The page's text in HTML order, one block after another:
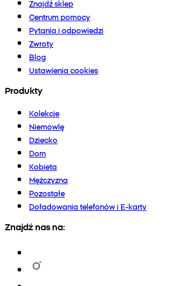
Znajdź sklep
Centrum pomocy
Pytania i odpowiedzi
Zwroty
Blog
Ustawienia cookies
Produkty
Kolekcje
Niemowlę
Dziecko
Dom
Kobieta
Mężczyzna
Pozostałe
Doładowania telefonów i E-karty
Znajdź nas na: